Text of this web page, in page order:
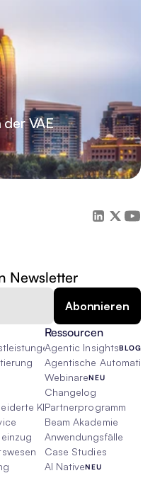
VAE
Newsletter
KI-Lösungen
Ressourcen
Agentic InsightsBLOG
Agentische
WebinareNEU
Changelog
Partnerprogramm
Beam Akademie
Anwendungsfälle
Case Studies
AI NativeNEU